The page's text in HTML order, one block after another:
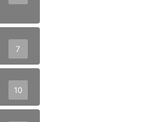
7
10